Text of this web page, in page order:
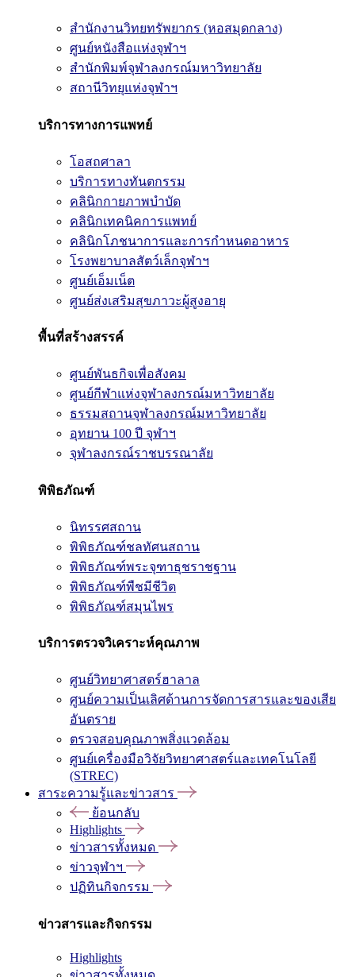
สำนักงานวิทยทรัพยากร (หอสมุดกลาง)
ศูนย์หนังสือแห่งจุฬาฯ
สำนักพิมพ์จุฬาลงกรณ์มหาวิทยาลัย
สถานีวิทยุแห่งจุฬาฯ
บริการทางการแพทย์
โอสถศาลา
บริการทางทันตกรรม
คลินิกกายภาพบำบัด
คลินิกเทคนิคการแพทย์
คลินิกโภชนาการและการกำหนดอาหาร
โรงพยาบาลสัตว์เล็กจุฬาฯ
ศูนย์เอ็มเน็ต
ศูนย์ส่งเสริมสุขภาวะผู้สูงอายุ
พื้นที่สร้างสรรค์
ศูนย์พันธกิจเพื่อสังคม
ศูนย์กีฬาแห่งจุฬาลงกรณ์มหาวิทยาลัย
ธรรมสถานจุฬาลงกรณ์มหาวิทยาลัย
อุทยาน 100 ปี จุฬาฯ
จุฬาลงกรณ์ราชบรรณาลัย
พิพิธภัณฑ์
นิทรรศสถาน
พิพิธภัณฑ์ชลทัศนสถาน
พิพิธภัณฑ์พระจุฑาธุชราชฐาน
พิพิธภัณฑ์พืชมีชีวิต
พิพิธภัณฑ์สมุนไพร
บริการตรวจวิเคราะห์คุณภาพ
ศูนย์วิทยาศาสตร์ฮาลาล
ศูนย์ความเป็นเลิศด้านการจัดการสารและของเสีย
อันตราย
ตรวจสอบคุณภาพสิ่งแวดล้อม
ศูนย์เครื่องมือวิจัยวิทยาศาสตร์และเทคโนโลยี
(STREC)
สาระความรู้และข่าวสาร
ย้อนกลับ
Highlights
ข่าวสารทั้งหมด
ข่าวจุฬาฯ
ปฏิทินกิจกรรม
ข่าวสารและกิจกรรม
Highlights